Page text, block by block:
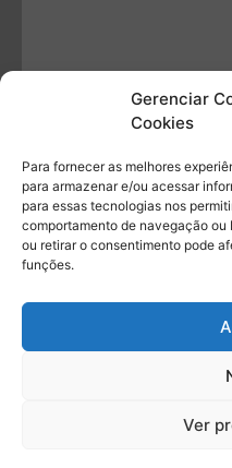
Gerenciar
Cookies
Para fornecer as melhores
para armazenar e/ou acessar
para essas tecnologias nos
comportamento de navegação
ou retirar o consentimento pode
funções.
Ver